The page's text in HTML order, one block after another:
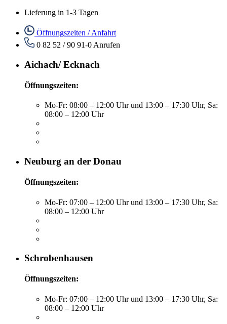
Lieferung in 1-3 Tagen
Öffnungszeiten / Anfahrt
0 82 52 / 90 91-0 Anrufen
Aichach/ Ecknach
Öffnungszeiten:
Mo-Fr: 08:00 – 12:00 Uhr und 13:00 – 17:30 Uhr, Sa:
08:00 – 12:00 Uhr
Neuburg an der Donau
Öffnungszeiten:
Mo-Fr: 07:00 – 12:00 Uhr und 13:00 – 17:30 Uhr, Sa:
08:00 – 12:00 Uhr
Schrobenhausen
Öffnungszeiten:
Mo-Fr: 07:00 – 12:00 Uhr und 13:00 – 17:30 Uhr, Sa:
08:00 – 12:00 Uhr